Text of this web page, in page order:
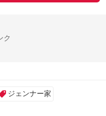
ク
ジェンナー家